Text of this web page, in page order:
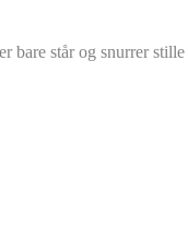
bare står og snurrer